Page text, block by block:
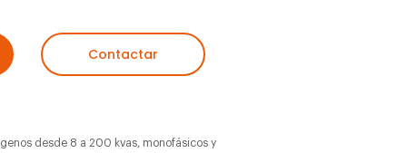
Contactar
desde 8 a 200 kvas, monofásicos y